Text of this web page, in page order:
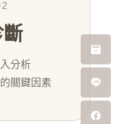
分析
關鍵因素